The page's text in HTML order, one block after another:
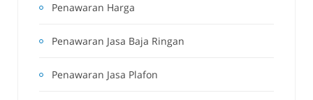
Penawaran Harga
Penawaran Jasa Baja Ringan
Penawaran Jasa Plafon